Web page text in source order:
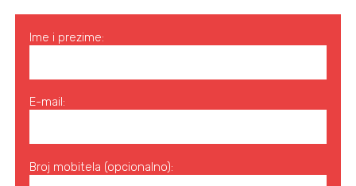
Ime i prezime:
E-mail:
Broj mobitela (opcionalno):